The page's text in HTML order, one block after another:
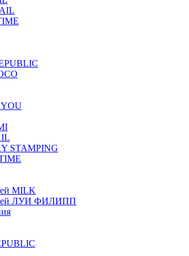
STAMPING
MILK
ЛУИ ФИЛИПП